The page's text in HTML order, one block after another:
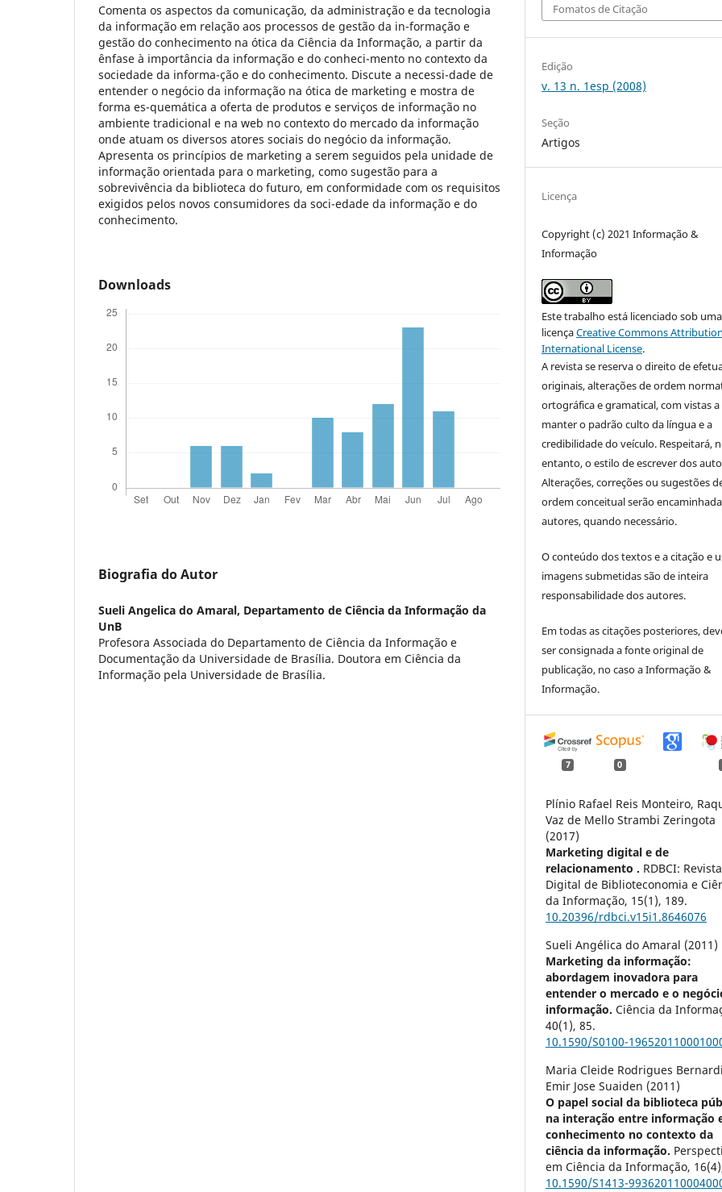
Comenta os aspectos da comunicação, da administração e da tecnologia
da informação em relação aos processos de gestão da in-formação e
gestão do conhecimento na ótica da Ciência da Informação, a partir da
ênfase à importância da informação e do conheci-mento no contexto da
sociedade da informa-ção e do conhecimento. Discute a necessi-dade de
entender o negócio da informação na ótica de marketing e mostra de
forma es-quemática a oferta de produtos e serviços de informação no
ambiente tradicional e na web no contexto do mercado da informação
onde atuam os diversos atores sociais do negócio da informação.
Apresenta os princípios de marketing a serem seguidos pela unidade de
informação orientada para o marketing, como sugestão para a
sobrevivência da biblioteca do futuro, em conformidade com os requisitos
exigidos pelos novos consumidores da soci-edade da informação e do
conhecimento.
Downloads
Biografia do Autor
Sueli Angelica do Amaral, Departamento de Ciência da Informação da
UnB
Profesora Associada do Departamento de Ciência da Informação e
Documentação da Universidade de Brasília. Doutora em Ciência da
Informação pela Universidade de Brasília.
Fomatos de Citação
Edição
v. 13 n. 1esp (2008)
Seção
Artigos
Licença
Copyright (c) 2021 Informação &
Informação
Este trabalho está licenciado sob uma
licençaCreative Commons
International License.
A revista se reserva o direito de
originais, alterações de ordem
ortográfica e gramatical, com vistas a
manter o padrão culto da língua e a
credibilidade do veículo. Respeitará,
entanto, o estilo de escrever dos
Alterações, correções ou sugestões
ordem conceitual serão
autores, quando necessário.
O conteúdo dos textos e a citação e
imagens submetidas são de inteira
responsabilidade dos autores.
Em todas as citações posteriores,
ser consignada a fonte original de
publicação, no caso a Informação &
Informação.
7 0
Plínio Rafael Reis Monteiro,
Vaz de Mello Strambi Zeringota
(2017)
Marketing digital e de
relacionamento . RDBCI: Revista
Digital de Biblioteconomia e
da Informação, 15(1), 189.
10.20396/rdbci.v15i1.8646076
Sueli Angélica do Amaral (2011)
Marketing da informação:
abordagem inovadora para
entender o mercado e o
informação.Ciência da
40(1),85.
10.1590/S0100-
Maria Cleide Rodrigues
Emir Jose Suaiden (2011)
O papel social da biblioteca
na interação entre informação
conhecimento no contexto da
ciência da informação.
em Ciência da Informação, 16
10.1590/S1413-